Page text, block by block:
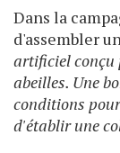
Dans la
d'assembler
artificiel conçu
abeilles. Une
conditions
d'établir une